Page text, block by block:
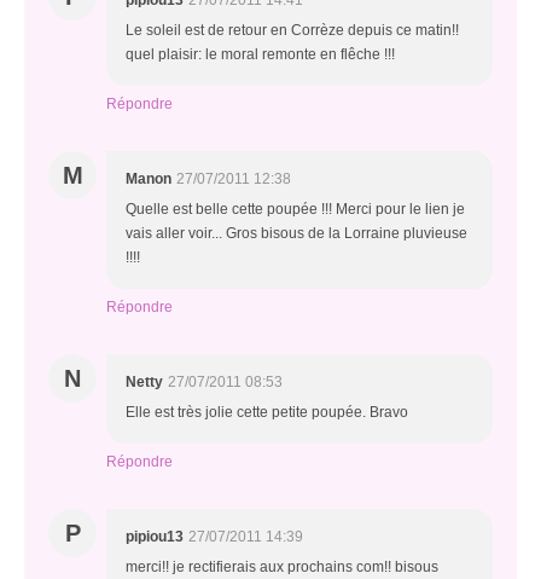
Le soleil est de retour en Corrèze depuis ce matin!!
quel plaisir: le moral remonte en flêche !!!
Répondre
M Manon 27/07/2011 12:38
Quelle est belle cette poupée !!! Merci pour le lien je
vais aller voir... Gros bisous de la Lorraine pluvieuse
!!!!
Répondre
N Netty 27/07/2011 08:53
Elle est très jolie cette petite poupée. Bravo
Répondre
P pipiou13 27/07/2011 14:39
merci!! je rectifierais aux prochains com!! bisous